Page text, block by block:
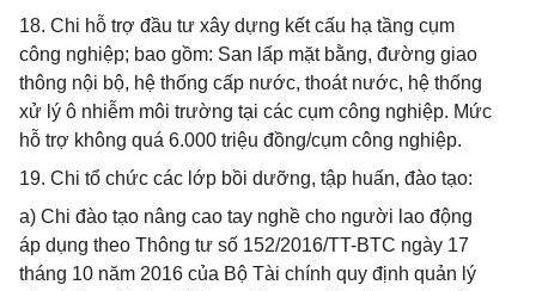
18. Chi hỗ trợ đầu tư xây dựng kết cấu hạ tầng cụm
công nghiệp; bao gồm: San lấp mặt bằng, đường giao
thông nội bộ, hệ thống cấp nước, thoát nước, hệ thống
xử lý ô nhiễm môi trường tại các cụm công nghiệp. Mức
hỗ trợ không quá 6.000 triệu đồng/cụm công nghiệp.
19. Chi tổ chức các lớp bồi dưỡng, tập huấn, đào tạo:
a) Chi đào tạo nâng cao tay nghề cho người lao động
áp dụng theo Thông tư số 152/2016/TT-BTC ngày 17
tháng 10 năm 2016 của Bộ Tài chính quy định quản lý